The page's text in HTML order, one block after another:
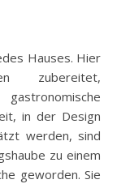
zubereitet,
in der Design
werden, sind
zu einem
geworden. Sie